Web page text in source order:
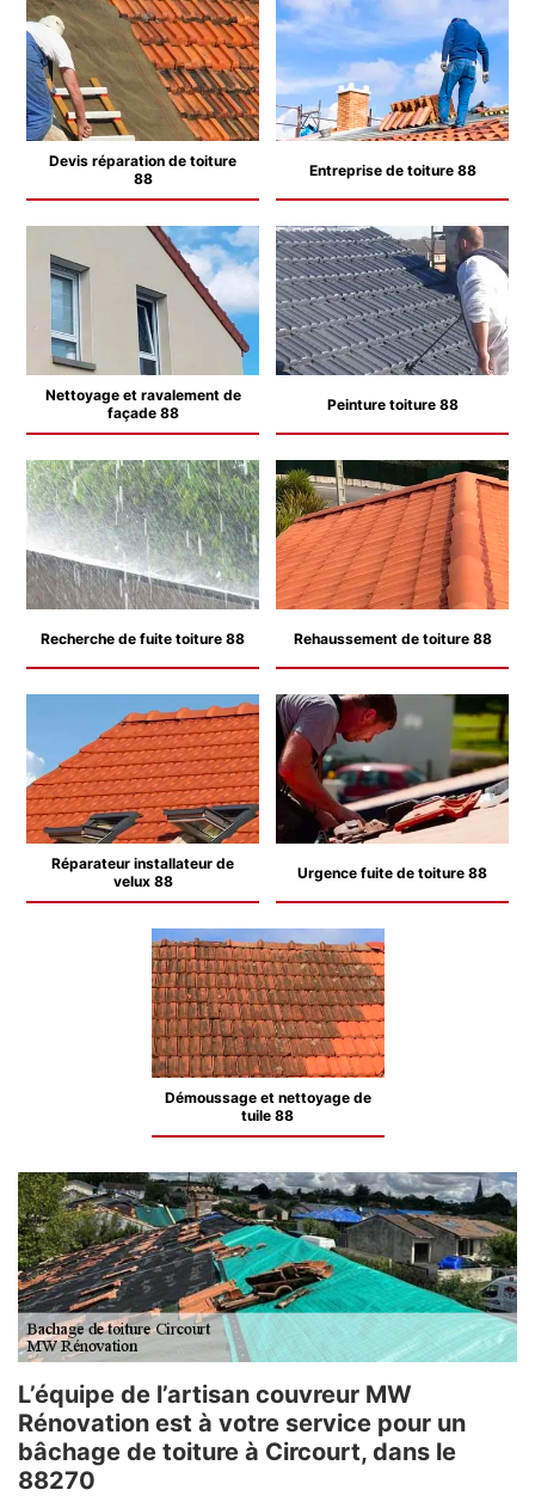
Devis réparation de toiture
88
Entreprise de toiture 88
Nettoyage et ravalement de
façade 88
Peinture toiture 88
Recherche de fuite toiture 88 Rehaussement de toiture 88
Réparateur installateur de
velux 88
Urgence fuite de toiture 88
Démoussage et nettoyage de
tuile 88
L’équipe de l’artisan couvreur MW
Rénovation est à votre service pour un
bâchage de toiture à Circourt, dans le
88270